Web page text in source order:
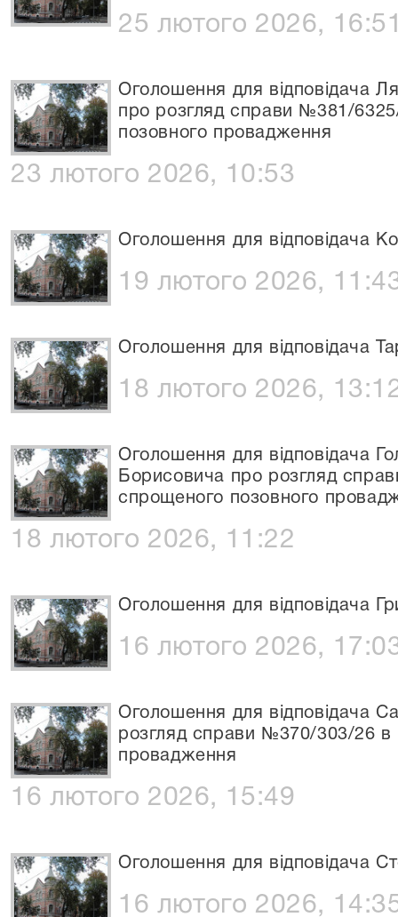
25 лютого 2026,
Оголошення для відповідача
про розгляд справи №381/
позовного провадження
23 лютого 2026, 10:53
Оголошення для відповідача
19 лютого 2026,
Оголошення для відповідача
18 лютого 2026,
Оголошення для відповідача
Борисовича про розгляд
спрощеного позовного
18 лютого 2026, 11:22
Оголошення для відповідача
16 лютого 2026,
Оголошення для відповідача
розгляд справи №370/303/26 в
провадження
16 лютого 2026, 15:49
Оголошення для відповідача
16 лютого 2026,